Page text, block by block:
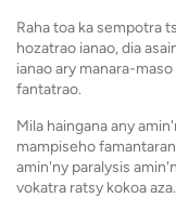
Raha toa ka sempotra
hozatrao ianao, dia
ianao ary manara-
fantatrao.
Mila haingana any
mampiseho
amin'ny paralysis
vokatra ratsy kokoa aza.